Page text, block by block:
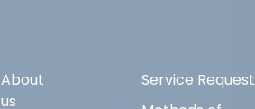
About
us
Service Request